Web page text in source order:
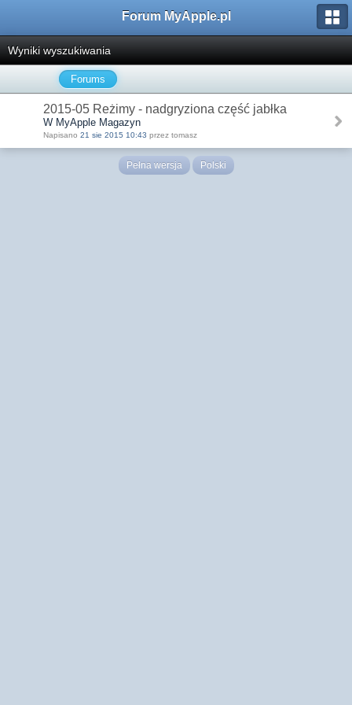
Forum MyApple.pl
Wyniki wyszukiwania
Forums
2015-05 Reżimy - nadgryziona część jabłka
W MyApple Magazyn
Napisano 21 sie 2015 10:43 przez tomasz
Pełna wersja Polski